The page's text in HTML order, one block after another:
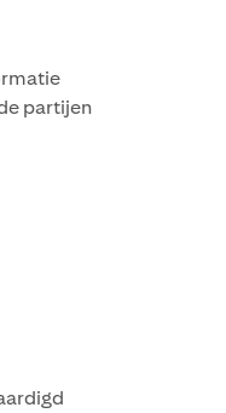
partijen